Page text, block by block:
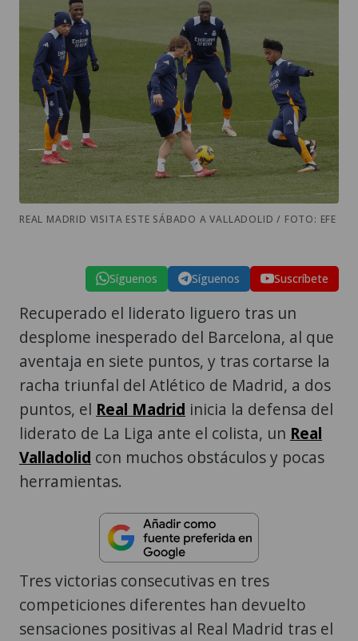
REAL MADRID VISITA ESTE SÁBADO A VALLADOLID / FOTO: EFE
Síguenos Síguenos Suscríbete
Recuperado el liderato liguero tras un
desplome inesperado del Barcelona, al que
aventaja en siete puntos, y tras cortarse la
racha triunfal del Atlético de Madrid, a dos
puntos, el Real Madrid inicia la defensa del
liderato de La Liga ante el colista, un Real
Valladolid con muchos obstáculos y pocas
herramientas.
Tres victorias consecutivas en tres
competiciones diferentes han devuelto
sensaciones positivas al Real Madrid tras el